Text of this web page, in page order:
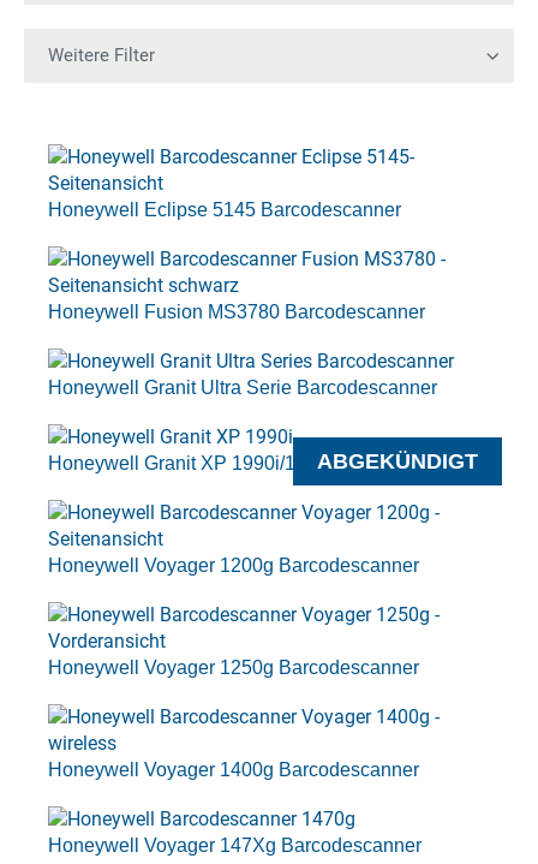
Honeywell Eclipse 5145 Barcodescanner
Honeywell Fusion MS3780 Barcodescanner
Honeywell Granit Ultra Serie Barcodescanner
ABGEKÜNDIGT
Honeywell Granit XP 1990i/1991i Industriescanner
Honeywell Voyager 1200g Barcodescanner
Honeywell Voyager 1250g Barcodescanner
Honeywell Voyager 1400g Barcodescanner
Honeywell Voyager 147Xg Barcodescanner